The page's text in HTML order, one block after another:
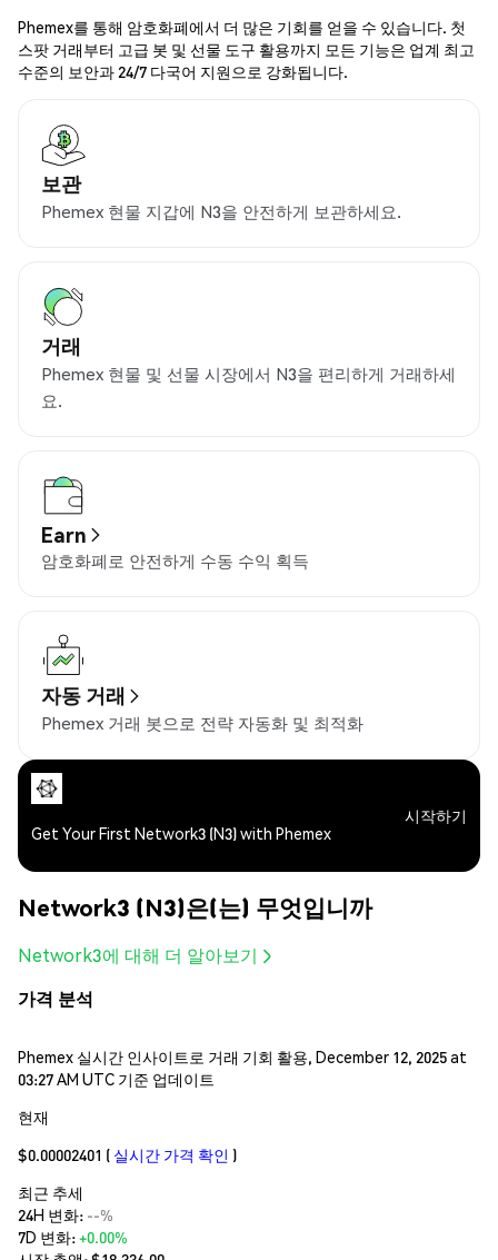
Phemex를 통해 암호화폐에서 더 많은 기회를 얻을 수 있습니다. 첫
스팟 거래부터 고급 봇 및 선물 도구 활용까지 모든 기능은 업계 최고
수준의 보안과 24/7 다국어 지원으로 강화됩니다.
보관
Phemex 현물 지갑에 N3을 안전하게 보관하세요.
거래
Phemex 현물 및 선물 시장에서 N3을 편리하게 거래하세
요.
Earn
암호화폐로 안전하게 수동 수익 획득
자동 거래
Phemex 거래 봇으로 전략 자동화 및 최적화
Get Your First Network3 (N3) with Phemex
시작하기
Network3 (N3)은(는) 무엇입니까
Network3에 대해 더 알아보기
가격 분석
Phemex 실시간 인사이트로 거래 기회 활용, December 12, 2025 at
03:27 AM UTC 기준 업데이트
현재
$0.00002401 ( 실시간 가격 확인 )
최근 추세
24H 변화: --%
7D 변화:+0.00%